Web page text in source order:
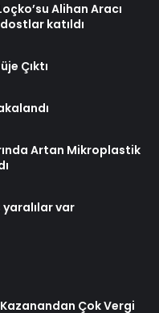
Alihan Aracı
katıldı
Çıktı
Artan Mikroplastik
var
Çok Vergi